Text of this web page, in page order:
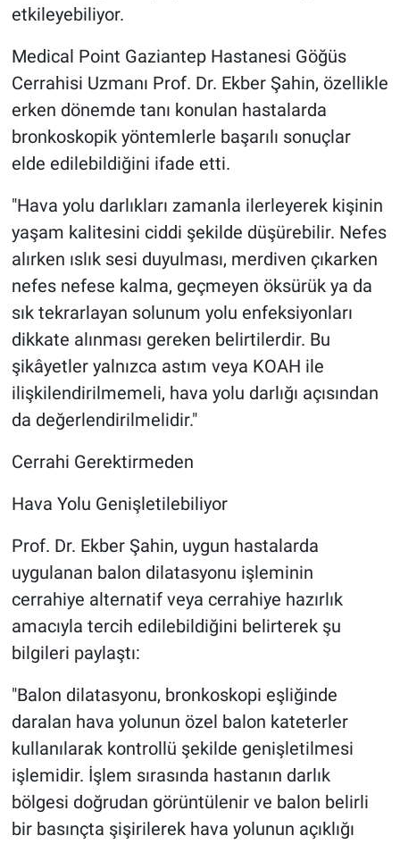
etkileyebiliyor.
Medical Point Gaziantep Hastanesi Göğüs
Cerrahisi Uzmanı Prof. Dr. Ekber Şahin, özellikle
erken dönemde tanı konulan hastalarda
bronkoskopik yöntemlerle başarılı sonuçlar
elde edilebildiğini ifade etti.
"Hava yolu darlıkları zamanla ilerleyerek kişinin
yaşam kalitesini ciddi şekilde düşürebilir. Nefes
alırken ıslık sesi duyulması, merdiven çıkarken
nefes nefese kalma, geçmeyen öksürük ya da
sık tekrarlayan solunum yolu enfeksiyonları
dikkate alınması gereken belirtilerdir. Bu
şikâyetler yalnızca astım veya KOAH ile
ilişkilendirilmemeli, hava yolu darlığı açısından
da değerlendirilmelidir."
Cerrahi Gerektirmeden
Hava Yolu Genişletilebiliyor
Prof. Dr. Ekber Şahin, uygun hastalarda
uygulanan balon dilatasyonu işleminin
cerrahiye alternatif veya cerrahiye hazırlık
amacıyla tercih edilebildiğini belirterek şu
bilgileri paylaştı:
"Balon dilatasyonu, bronkoskopi eşliğinde
daralan hava yolunun özel balon kateterler
kullanılarak kontrollü şekilde genişletilmesi
işlemidir. İşlem sırasında hastanın darlık
bölgesi doğrudan görüntülenir ve balon belirli
bir basınçta şişirilerek hava yolunun açıklığı